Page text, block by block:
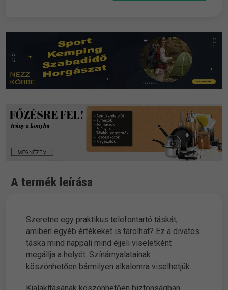
A termék leírása
Szeretne egy praktikus telefontartó táskát,
amiben egyéb értékeket is tárolhat? Ez a divatos
táska mind nappali mind éjjeli viseletként
megállja a helyét. Színárnyalatainak
köszönhetően bármilyen alkalomra viselhetjük.
Kialakításának köszönhetően biztonságban